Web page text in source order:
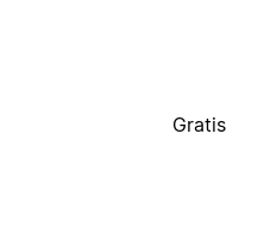
Gratis